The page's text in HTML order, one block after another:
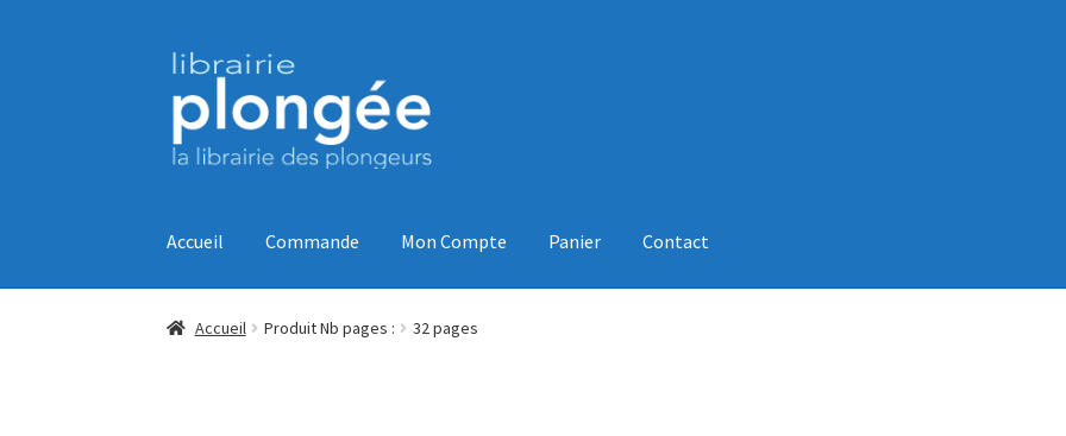
Aller
à
la
navigation
Aller
au
contenu
Accueil Commande Mon Compte Panier Contact
Accueil Commande CONDITIONS GENERALES DE VENTE
Accueil Produit Nb pages : 32 pages